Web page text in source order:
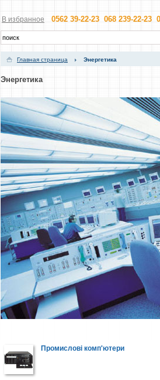
В избранное 0562 39-22-23 068 239-22-23
Главная страница Энергетика
Энергетика
Промислові комп'ютери